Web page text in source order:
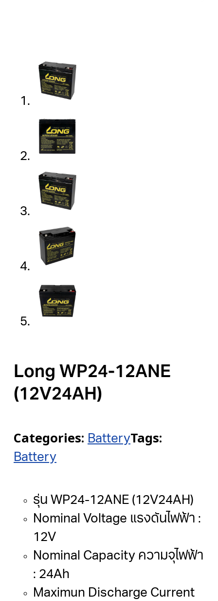
Long WP24-12ANE
(12V24AH)
Categories: BatteryTags:
Battery
รุ่น WP24-12ANE (12V24AH)
Nominal Voltage แรงดันไฟฟ้า :
12V
Nominal Capacity ความจุไฟฟ้า
: 24Ah
Maximun Discharge Current